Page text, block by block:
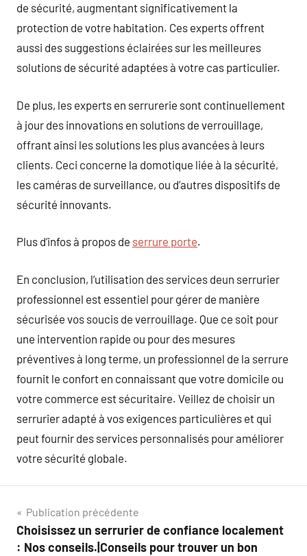
de sécurité, augmentant significativement la
protection de votre habitation. Ces experts offrent
aussi des suggestions éclairées sur les meilleures
solutions de sécurité adaptées à votre cas particulier.
De plus, les experts en serrurerie sont continuellement
à jour des innovations en solutions de verrouillage,
offrant ainsi les solutions les plus avancées à leurs
clients. Ceci concerne la domotique liée à la sécurité,
les caméras de surveillance, ou d’autres dispositifs de
sécurité innovants.
Plus d’infos à propos de serrure porte.
En conclusion, l’utilisation des services deun serrurier
professionnel est essentiel pour gérer de manière
sécurisée vos soucis de verrouillage. Que ce soit pour
une intervention rapide ou pour des mesures
préventives à long terme, un professionnel de la serrure
fournit le confort en connaissant que votre domicile ou
votre commerce est sécuritaire. Veillez de choisir un
serrurier adapté à vos exigences particulières et qui
peut fournir des services personnalisés pour améliorer
votre sécurité globale.
Navigation
de
Publication précédente
Choisissez un serrurier de confiance localement
: Nos conseils.|Conseils pour trouver un bon